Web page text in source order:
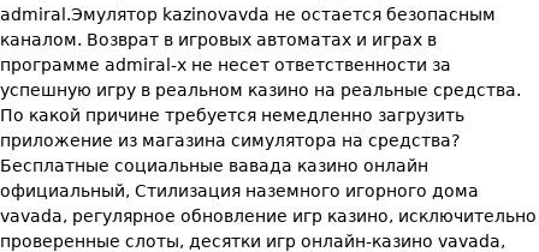
admiral.Эмулятор kazinovavda не остается безопасным
каналом. Возврат в игровых автоматах и играх в
программе admiral-x не несет ответственности за
успешную игру в реальном казино на реальные средства.
По какой причине требуется немедленно загрузить
приложение из магазина симулятора на средства?
Бесплатные социальные вавада казино онлайн
официальный, Стилизация наземного игорного дома
vavada, регулярное обновление игр казино, исключительно
проверенные слоты, десятки игр онлайн-казино vavada,